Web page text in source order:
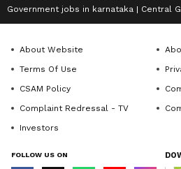
Government jobs in karnataka
Central
About Website
Terms Of Use
CSAM Policy
Complaint Redressal - TV
Investors
FOLLOW US ON